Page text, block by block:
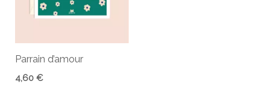
Parrain d’amour
4,60€